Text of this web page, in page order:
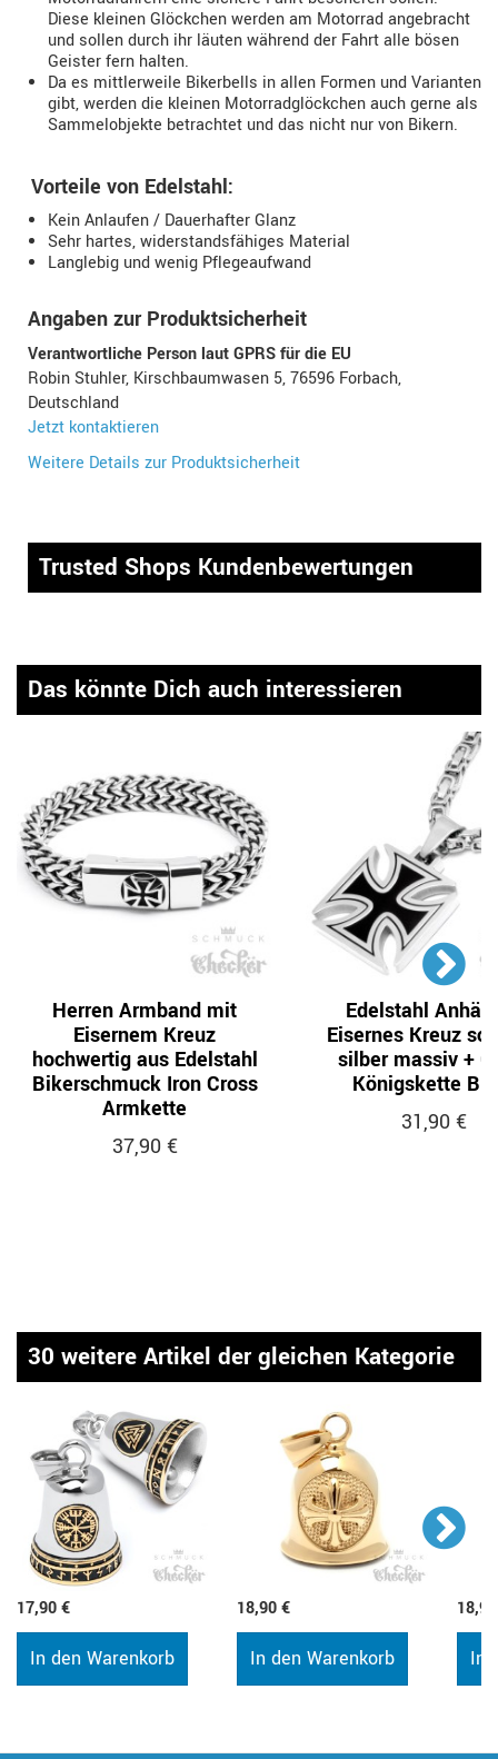
Diese kleinen Glöckchen werden am Motorrad angebracht
und sollen durch ihr läuten während der Fahrt alle bösen
Geister fern halten.
Da es mittlerweile Bikerbells in allen Formen und Varianten
gibt, werden die kleinen Motorradglöckchen auch gerne als
Sammelobjekte betrachtet und das nicht nur von Bikern.
Vorteile von Edelstahl:
Kein Anlaufen / Dauerhafter Glanz
Sehr hartes, widerstandsfähiges Material
Langlebig und wenig Pflegeaufwand
Angaben zur Produktsicherheit
Verantwortliche Person laut GPRS für die EU
Robin Stuhler, Kirschbaumwasen 5, 76596 Forbach,
Deutschland
Jetzt kontaktieren
Weitere Details zur Produktsicherheit
Trusted Shops Kundenbewertungen
Das könnte Dich auch interessieren
Herren Armband mit
Eisernem Kreuz
hochwertig aus Edelstahl
Bikerschmuck Iron Cross
Armkette
37,90 €
Edelstahl
Eisernes Kreuz
silber massiv +
Königskette
31,90 €
30 weitere Artikel der gleichen Kategorie
17,90 €
In den Warenkorb
18,90 €
In den Warenkorb In